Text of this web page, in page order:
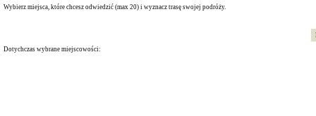
Wybierz miejsca, które chcesz odwiedzić (max 20) i wyznacz trasę swojej podróży.
Dotychczas wybrane miejscowości: